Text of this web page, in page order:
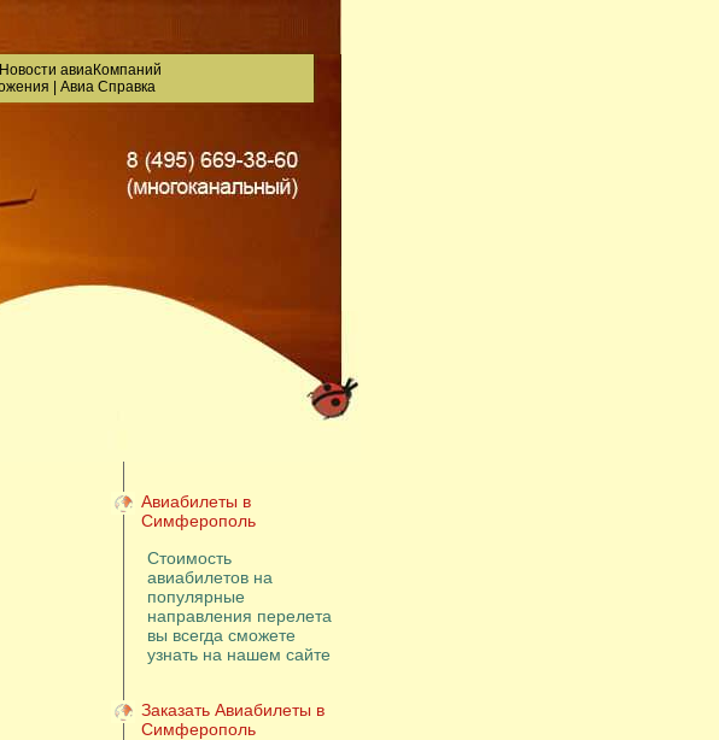
Новости авиаКомпаний
Авиа Справка
Авиабилеты в
Симферополь
Стоимость
авиабилетов на
популярные
направления перелета
вы всегда сможете
узнать на нашем сайте
Заказать Авиабилеты в
Симферополь